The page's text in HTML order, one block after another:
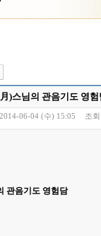
)스님의 관음기도 영험
2014-06-04 (수) 15:05 조회
관음기도 영험담